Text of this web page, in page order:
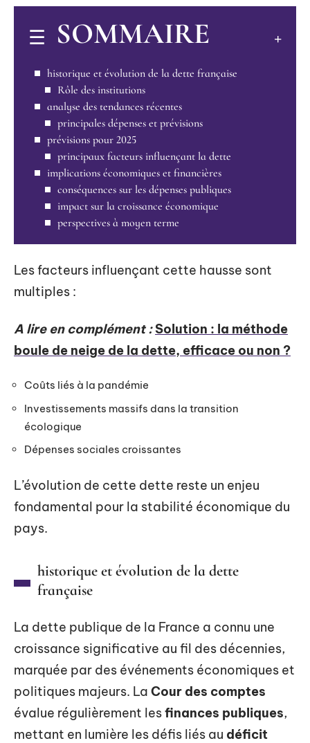
SOMMAIRE
historique et évolution de la dette française
Rôle des institutions
analyse des tendances récentes
principales dépenses et prévisions
prévisions pour 2025
principaux facteurs influençant la dette
implications économiques et financières
conséquences sur les dépenses publiques
impact sur la croissance économique
perspectives à moyen terme
Les facteurs influençant cette hausse sont
multiples :
A lire en complément : Solution : la méthode
boule de neige de la dette, efficace ou non ?
Coûts liés à la pandémie
Investissements massifs dans la transition
écologique
Dépenses sociales croissantes
L’évolution de cette dette reste un enjeu
fondamental pour la stabilité économique du
pays.
historique et évolution de la dette
française
La dette publique de la France a connu une
croissance significative au fil des décennies,
marquée par des événements économiques et
politiques majeurs. La Cour des comptes
évalue régulièrement lesfinances publiques,
mettant en lumière les défis liés au déficit